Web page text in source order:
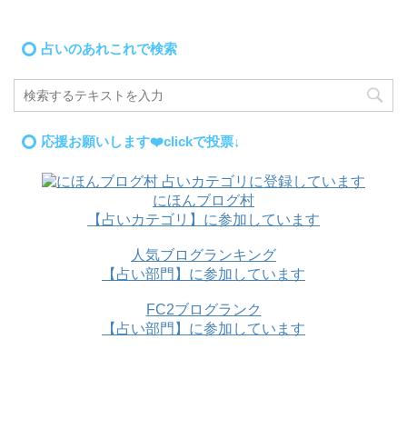
占いのあれこれで検索
応援お願いします❤️clickで投票↓
にほんブログ村
【占いカテゴリ】に参加しています
人気ブログランキング
【占い部門】に参加しています
FC2ブログランク
【占い部門】に参加しています